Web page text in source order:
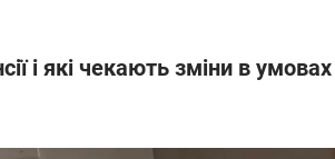
і які чекають зміни в умовах